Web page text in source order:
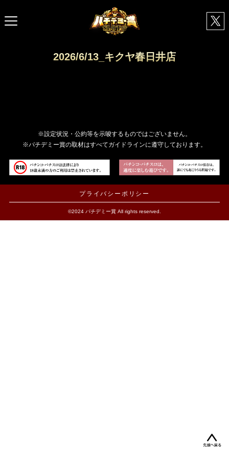
2026/6/13_キクヤ春日井店
※設定状況・公約等を示唆するものではございません。
※パチデミー賞の取材はすべてガイドラインに遵守しております。
プライバシーポリシー
©2024 パチデミー賞 All rights reserved.